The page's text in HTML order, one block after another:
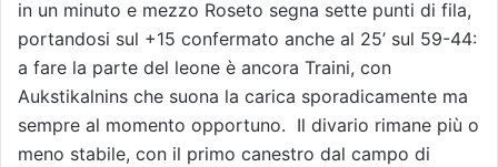
in un minuto e mezzo Roseto segna sette punti di fila,
portandosi sul +15 confermato anche al 25’ sul 59-44:
a fare la parte del leone è ancora Traini, con
Aukstikalnins che suona la carica sporadicamente ma
sempre al momento opportuno. Il divario rimane più o
meno stabile, con il primo canestro dal campo di